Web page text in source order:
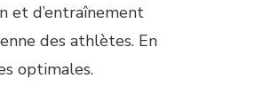
et d’entraînement
des athlètes. En
optimales.